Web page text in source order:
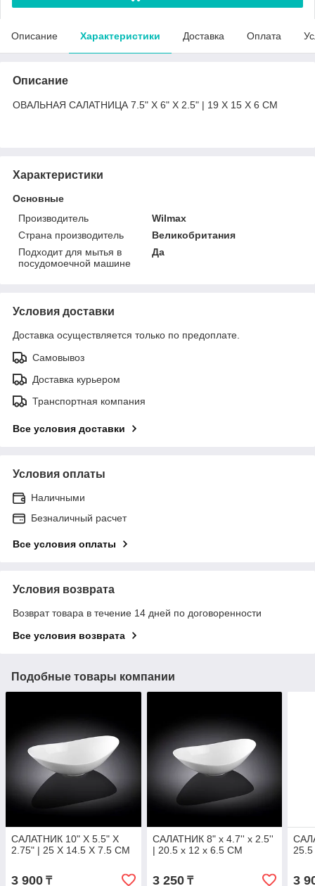
Описание Характеристики Доставка Оплата
Описание
ОВАЛЬНАЯ САЛАТНИЦА 7.5" X 6" X 2.5" | 19 X 15 X 6 CM
Характеристики
Основные
Производитель
Wilmax
Страна производитель
Великобритания
Подходит для мытья в
посудомоечной машине
Да
Условия доставки
Доставка осуществляется только по предоплате.
Самовывоз
Доставка курьером
Транспортная компания
Все условия доставки
Условия оплаты
Наличными
Безналичный расчет
Все условия оплаты
Условия возврата
Возврат товара в течение 14 дней по договоренности
Все условия возврата
Подобные товары компании
САЛАТНИК 10" X 5.5" X
2.75" | 25 X 14.5 X 7.5 CM
3 900 ₸
САЛАТНИК 8" x 4.7'' x 2.5''
| 20.5 x 12 x 6.5 CM
3 250₸
25.5
3